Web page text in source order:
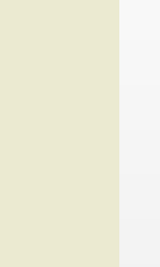
und Grillen